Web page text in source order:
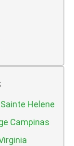
Helene
Campinas